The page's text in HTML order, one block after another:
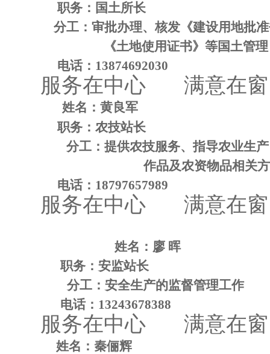
职务：国土所长
分工：审批办理、核发 《建设用地批
《土地使用证书》等国土管理
电话： 13874692030
服务在中心 满意在
姓名：黄良军
职务：农技站长
分工：提供农技服务、指导农业生
作品及农资物品相关
电话： 18797657989
服务在中心 满意在
姓名：廖 晖
职务：安监站长
分工：安全生产的监督管理工作
电话： 13243678388
服务在中心 满意在
姓名：秦俪辉